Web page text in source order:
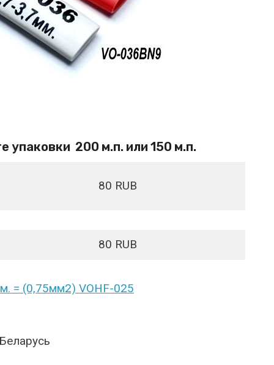
упаковки 200 м.п. или 150 м.п.
80 RUB
80 RUB
= (0,75мм2) VOHF-025